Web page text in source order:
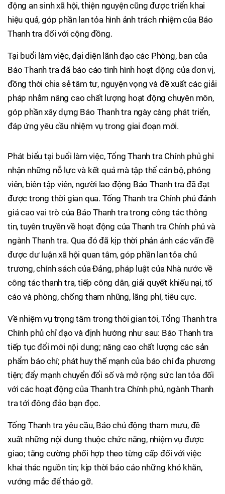
động an sinh xã hội, thiện nguyện cũng được triển khai
hiệu quả, góp phần lan tỏa hình ảnh trách nhiệm của Báo
Thanh tra đối với cộng đồng.
Tại buổi làm việc, đại diện lãnh đạo các Phòng, ban của
Báo Thanh tra đã báo cáo tình hình hoạt động của đơn vị,
đồng thời chia sẻ tâm tư, nguyện vọng và đề xuất các giải
pháp nhằm nâng cao chất lượng hoạt động chuyên môn,
góp phần xây dựng Báo Thanh tra ngày càng phát triển,
đáp ứng yêu cầu nhiệm vụ trong giai đoạn mới.
Phát biểu tại buổi làm việc, Tổng Thanh tra Chính phủ ghi
nhận những nỗ lực và kết quả mà tập thể cán bộ, phóng
viên, biên tập viên, người lao động Báo Thanh tra đã đạt
được trong thời gian qua. Tổng Thanh tra Chính phủ đánh
giá cao vai trò của Báo Thanh tra trong công tác thông
tin, tuyên truyền về hoạt động của Thanh tra Chính phủ và
ngành Thanh tra. Qua đó đã kịp thời phản ánh các vấn đề
được dư luận xã hội quan tâm, góp phần lan tỏa chủ
trương, chính sách của Đảng, pháp luật của Nhà nước về
công tác thanh tra, tiếp công dân, giải quyết khiếu nại, tố
cáo và phòng, chống tham nhũng, lãng phí, tiêu cực.
Về nhiệm vụ trọng tâm trong thời gian tới, Tổng Thanh tra
Chính phủ chỉ đạo và định hướng như sau: Báo Thanh tra
tiếp tục đổi mới nội dung; nâng cao chất lượng các sản
phẩm báo chí; phát huy thế mạnh của báo chí đa phương
tiện; đẩy mạnh chuyển đổi số và mở rộng sức lan tỏa đối
với các hoạt động của Thanh tra Chính phủ, ngành Thanh
tra tới đông đảo bạn đọc.
Tổng Thanh tra yêu cầu, Báo chủ động tham mưu, đề
xuất những nội dung thuộc chức năng, nhiệm vụ được
giao; tăng cường phối hợp theo từng cấp đối với việc
khai thác nguồn tin; kịp thời báo cáo những khó khăn,
vướng mắc để tháo gỡ.